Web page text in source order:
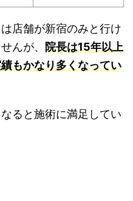
店舗が新宿のみと行け
んが、 院長は15年以上
もかなり多くなってい
ると施術に満足してい